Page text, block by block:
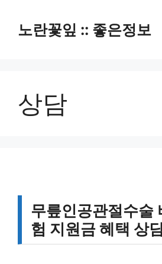
노란꽃잎 :: 좋은정보
상담
무릎인공관절수술
험 지원금 혜택 상